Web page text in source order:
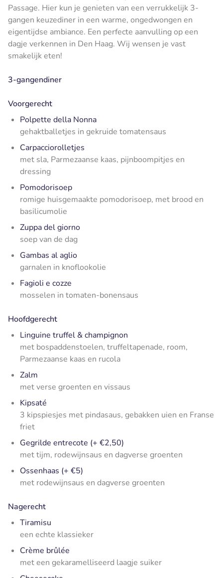
Passage. Hier kun je genieten van een verrukkelijk 3-
gangen keuzediner in een warme, ongedwongen en
eigentijdse ambiance. Een perfecte aanvulling op een
dagje verkennen in Den Haag. Wij wensen je vast
smakelijk eten!
3-gangendiner
Voorgerecht
Polpette della Nonna
gehaktballetjes in gekruide tomatensaus
Carpacciorolletjes
met sla, Parmezaanse kaas, pijnboompitjes en
dressing
Pomodorisoep
romige huisgemaakte pomodorisoep, met brood en
basilicumolie
Zuppa del giorno
soep van de dag
Gambas al aglio
garnalen in knoflookolie
Fagioli e cozze
mosselen in tomaten-bonensaus
Hoofdgerecht
Linguine truffel & champignon
met bospaddenstoelen, truffeltapenade, room,
Parmezaanse kaas en rucola
Zalm
met verse groenten en vissaus
Kipsaté
3 kipspiesjes met pindasaus, gebakken uien en Franse
friet
Gegrilde entrecote (+ €2,50)
met tijm, rodewijnsaus en dagverse groenten
Ossenhaas (+ €5)
met rodewijnsaus en dagverse groenten
Nagerecht
Tiramisu
een echte klassieker
Crème brûlée
met een gekaramelliseerd laagje suiker